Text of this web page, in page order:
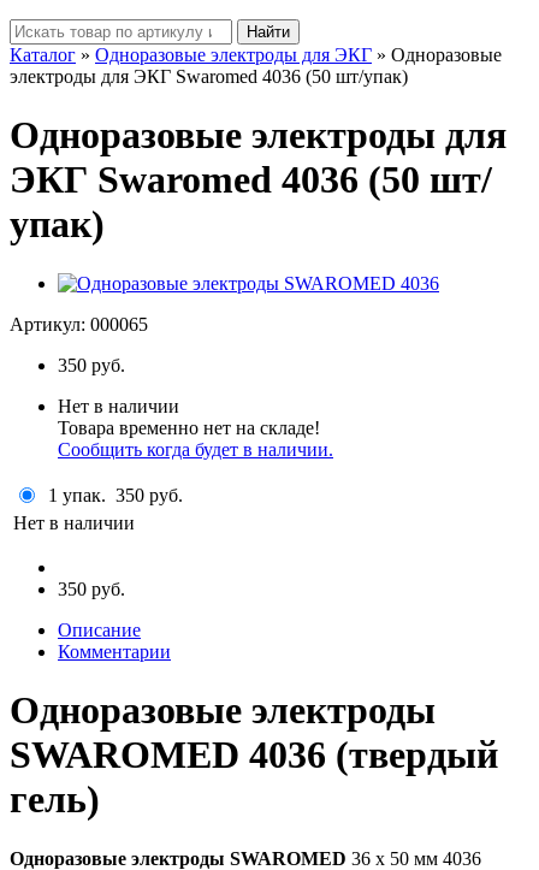
Найти
Каталог » Одноразовые электроды для ЭКГ » Одноразовые
электроды для ЭКГ Swaromed 4036 (50 шт/упак)
Одноразовые электроды для
ЭКГ Swaromed 4036 (50 шт/
упак)
Артикул: 000065
350 руб.
Нет в наличии
Товара временно нет на складе!
Сообщить когда будет в наличии.
1 упак. 350 руб.
Нет в наличии
350 руб.
Описание
Комментарии
Одноразовые электроды
SWAROMED 4036 (твердый
гель)
Одноразовые электроды SWAROMED 36 х 50 мм 4036